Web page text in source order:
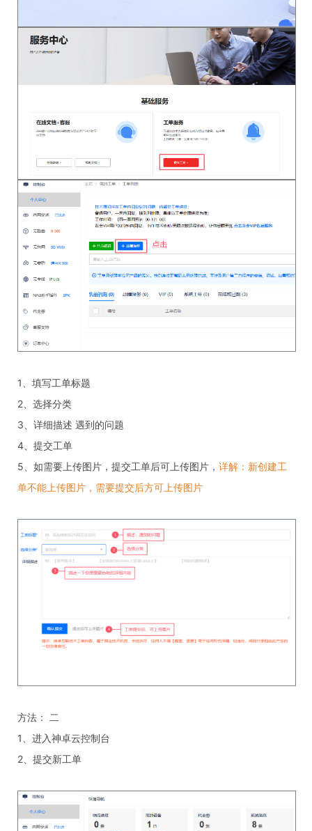
1、填写工单标题
2、选择分类
3、详细描述 遇到的问题
4、提交工单
5、如需要上传图片，提交工单后可上传图片， 详解：新创建工
单不能上传图片，需要提交后方可上传图片
方法： 二
1、进入神卓云控制台
2、提交新工单